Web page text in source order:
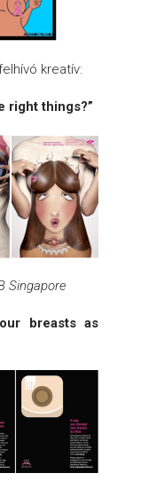
kreatív:
right things?”
Singapore
breasts as